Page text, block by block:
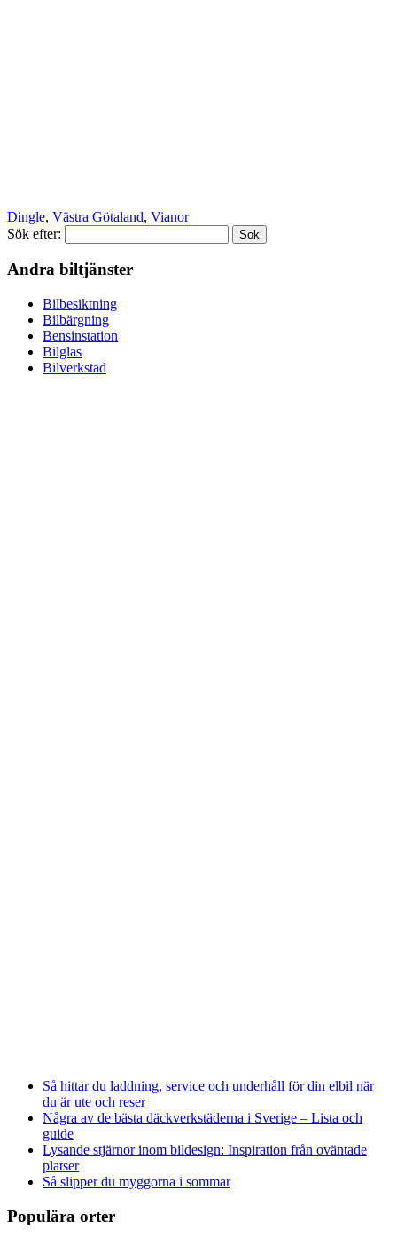
Dingle, Västra Götaland, Vianor
Sök efter:
Andra biltjänster
Bilbesiktning
Bilbärgning
Bensinstation
Bilglas
Bilverkstad
Så hittar du laddning, service och underhåll för din elbil när
du är ute och reser
Några av de bästa däckverkstäderna i Sverige – Lista och
guide
Lysande stjärnor inom bildesign: Inspiration från oväntade
platser
Så slipper du myggorna i sommar
Populära orter